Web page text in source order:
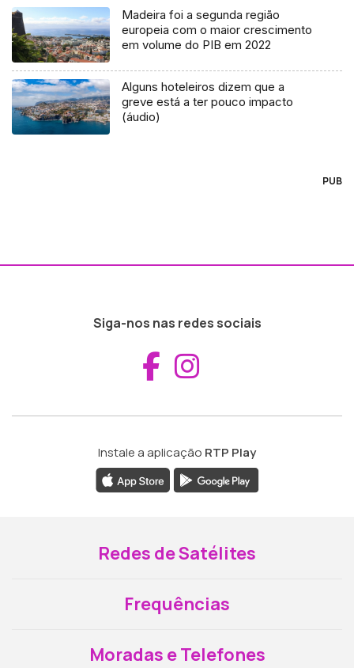
Madeira foi a segunda região
europeia com o maior crescimento
em volume do PIB em 2022
Alguns hoteleiros dizem que a
greve está a ter pouco impacto
(áudio)
PUB
Siga-nos nas redes sociais
Aceder ao
Instale a aplicação RTP Play
Redes de Satélites
Frequências
Moradas e Telefones